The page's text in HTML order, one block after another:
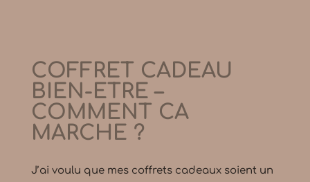
COFFRET CADEAU
BIEN-ETRE –
COMMENT CA
MARCHE ?
J’ai voulu que mes coffrets cadeaux soient un